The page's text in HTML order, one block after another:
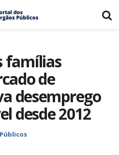
famílias
de
desemprego
desde 2012